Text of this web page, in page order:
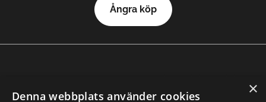
Ångra köp
© 2026 Nicole Parfemi ×
Denna webbplats använder cookies